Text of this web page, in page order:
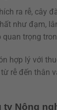
ra rễ, cây
như đạm,
trọng
hợp lý với
rễ đến thân
ty Nông